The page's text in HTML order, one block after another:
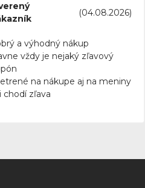
(04.08.2026)
a výhodný nákup
vždy je nejaký zľavový
na nákupe aj na meniny
chodí zľava